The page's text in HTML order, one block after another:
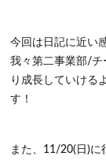
今回は日記に近い
我々第二事業部/チ
り成長していける
す！
また、11/20(日)に